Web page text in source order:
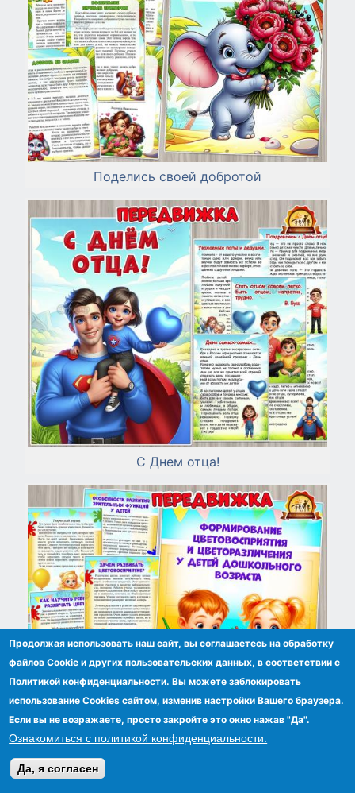
Поделись своей добротой
С Днем отца!
Формирование цветовосприятия и
цветоразличения у детей дошкольного
Продолжая использовать наш сайт, вы соглашаетесь на обработку
файлов Сookie и других пользовательских данных, в соответствии с
Политикой конфиденциальности. Вы можете заблокировать
использование Cookies сайтом, изменив настройки Вашего браузера.
Если вы не возражаете, просто закройте это окно нажав "Да".
Ознакомиться с политикой конфиденциальности.
Да, я согласен